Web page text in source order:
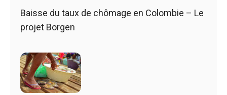
Baisse du taux de chômage en Colombie – Le
projet Borgen